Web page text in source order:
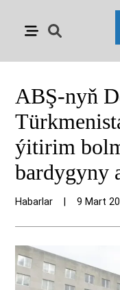
ABŞ-nyň
ýitirim
bardygyny
Habarlar 9 Mart